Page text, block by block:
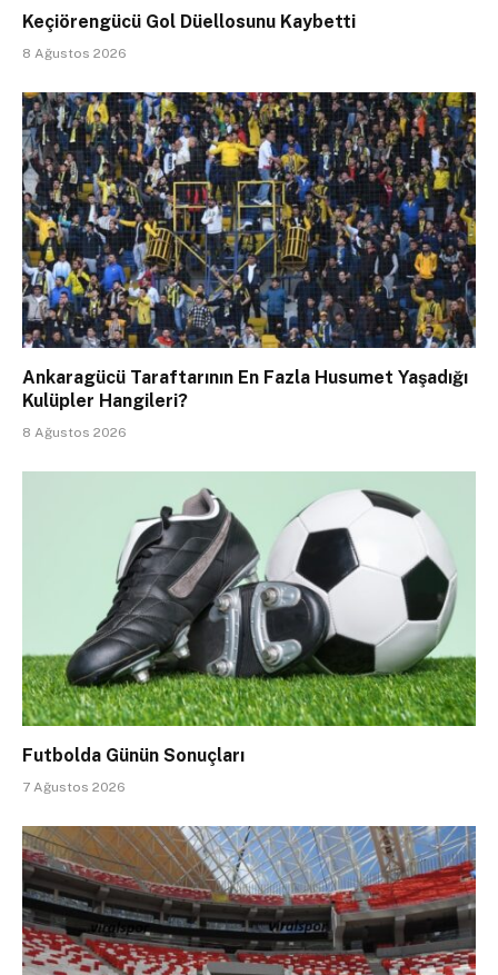
Keçiörengücü Gol Düellosunu Kaybetti
8 Ağustos 2026
Ankaragücü Taraftarının En Fazla Husumet Yaşadığı
Kulüpler Hangileri?
8 Ağustos 2026
Futbolda Günün Sonuçları
7 Ağustos 2026